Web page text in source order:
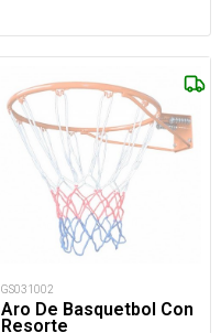
GS031002
Aro De Basquetbol Con
Resorte